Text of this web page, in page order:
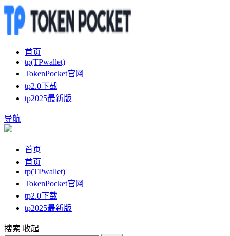
首页
tp(TPwallet)
TokenPocket官网
tp2.0下载
tp2025最新版
导航
首页
首页
tp(TPwallet)
TokenPocket官网
tp2.0下载
tp2025最新版
搜索 收起